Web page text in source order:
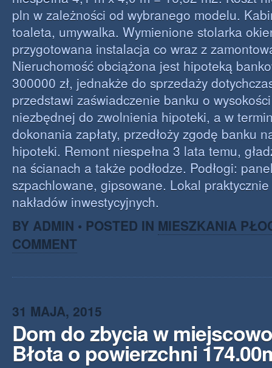
pln w zależności od wybranego modelu.
toaleta, umywalka. Wymienione stolarka
przygotowana instalacja co wraz z
Nieruchomość obciążona jest hipoteką
300000 zł, jednakże do sprzedaży
przedstawi zaświadczenie banku o
niezbędnej do zwolnienia hipoteki, a w
dokonania zapłaty, przedłoży zgodę banku
hipoteki. Remont niespełna 3 lata temu,
na ścianach a także podłodze. Podłogi:
szpachlowane, gipsowane. Lokal
nakładów inwestycyjnych.
BY ADMIN • POSTED IN MIESZKANIA
COMMENT
31 MAJA, 2015
Dom do zbycia w
Błota o powierzchni